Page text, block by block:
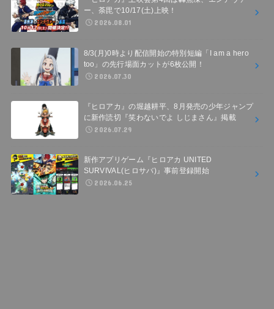
ー、荼毘で10/17(土)上映！
2026.08.01
8/3(月)0時より配信開始の特別短編「I am a hero
too」の先行場面カットが6枚公開！
2026.07.30
『ヒロアカ』の堀越耕平、8月発売の少年ジャンプ
に新作読切『笑わないでよ しじまさん』掲載
2026.07.29
新作アプリゲーム『ヒロアカ UNITED
SURVIVAL(ヒロサバ)』事前登録開始
2026.06.25